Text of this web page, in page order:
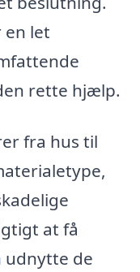
en let
rette hjælp.
fra hus til
at få
udnytte de